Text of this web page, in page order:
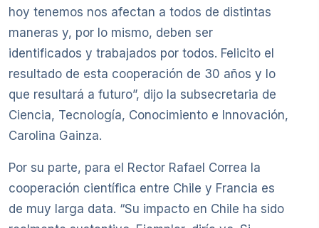
hoy tenemos nos afectan a todos de distintas
maneras y, por lo mismo, deben ser
identificados y trabajados por todos. Felicito el
resultado de esta cooperación de 30 años y lo
que resultará a futuro”, dijo la subsecretaria de
Ciencia, Tecnología, Conocimiento e Innovación,
Carolina Gainza.
Por su parte, para el Rector Rafael Correa la
cooperación científica entre Chile y Francia es
de muy larga data. “Su impacto en Chile ha sido